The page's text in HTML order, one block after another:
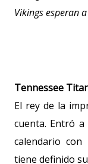
Vikings esperan
Tennessee
El rey de la
cuenta. Entró
calendario con
tiene definido